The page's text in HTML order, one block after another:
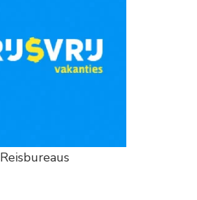
Reisbureaus